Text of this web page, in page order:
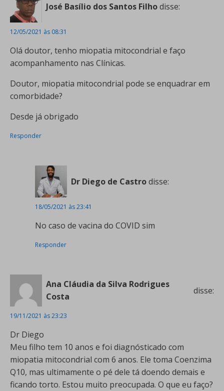
José Basílio dos Santos Filhodisse:
12/05/2021 às 08:31
Olá doutor, tenho miopatia mitocondrial e faço
acompanhamento nas Clínicas.
Doutor, miopatia mitocondrial pode se enquadrar em
comorbidade?
Desde já obrigado
Responder
Dr Diego de Castrodisse:
18/05/2021 às 23:41
No caso de vacina do COVID sim
Responder
Ana Cláudia da Silva Rodrigues
Costa
disse:
19/11/2021 às 23:23
Dr Diego
Meu filho tem 10 anos e foi diagnósticado com
miopatia mitocondrial com 6 anos. Ele toma Coenzima
Q10, mas ultimamente o pé dele tá doendo demais e
ficando torto. Estou muito preocupada. O que eu faço?